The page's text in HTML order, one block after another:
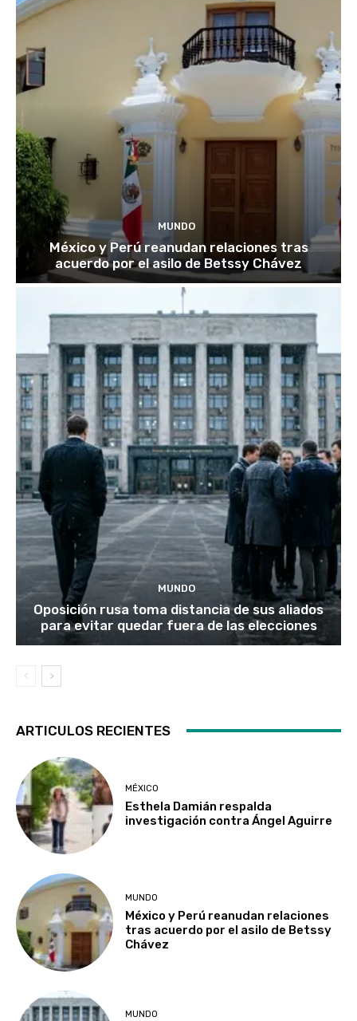
MUNDO
México y Perú reanudan relaciones tras
acuerdo por el asilo de Betssy Chávez
MUNDO
Oposición rusa toma distancia de sus aliados
para evitar quedar fuera de las elecciones
ARTICULOS RECIENTES
MÉXICO
Esthela Damián respalda
investigación contra Ángel Aguirre
MUNDO
México y Perú reanudan relaciones
tras acuerdo por el asilo de Betssy
Chávez
MUNDO